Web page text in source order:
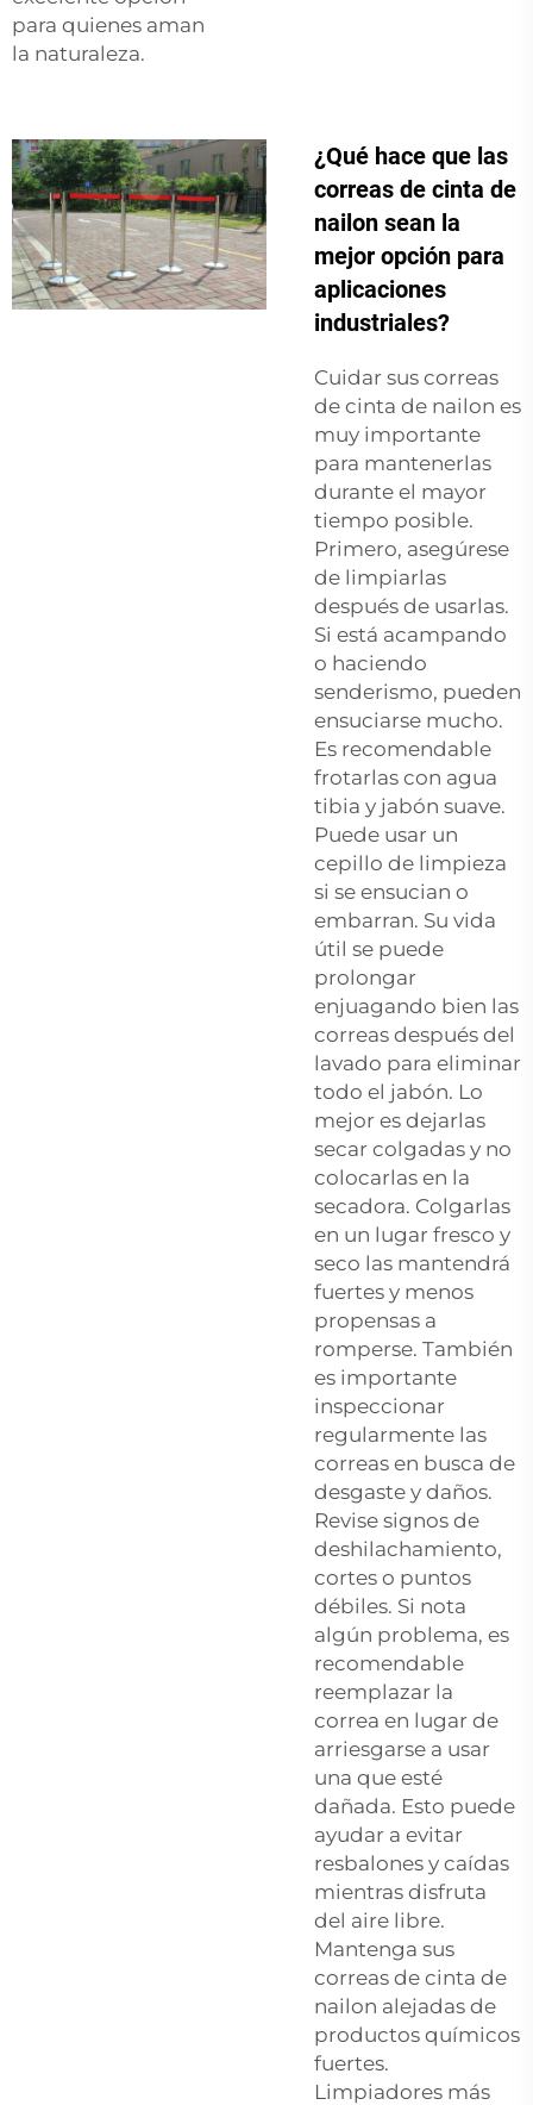
para quienes aman
la naturaleza.
¿Qué hace que las
correas de cinta de
nailon sean la
mejor opción para
aplicaciones
industriales?
Cuidar sus correas
de cinta de nailon es
muy importante
para mantenerlas
durante el mayor
tiempo posible.
Primero, asegúrese
de limpiarlas
después de usarlas.
Si está acampando
o haciendo
senderismo, pueden
ensuciarse mucho.
Es recomendable
frotarlas con agua
tibia y jabón suave.
Puede usar un
cepillo de limpieza
si se ensucian o
embarran. Su vida
útil se puede
prolongar
enjuagando bien las
correas después del
lavado para eliminar
todo el jabón. Lo
mejor es dejarlas
secar colgadas y no
colocarlas en la
secadora. Colgarlas
en un lugar fresco y
seco las mantendrá
fuertes y menos
propensas a
romperse. También
es importante
inspeccionar
regularmente las
correas en busca de
desgaste y daños.
Revise signos de
deshilachamiento,
cortes o puntos
débiles. Si nota
algún problema, es
recomendable
reemplazar la
correa en lugar de
arriesgarse a usar
una que esté
dañada. Esto puede
ayudar a evitar
resbalones y caídas
mientras disfruta
del aire libre.
Mantenga sus
correas de cinta de
nailon alejadas de
productos químicos
fuertes.
Limpiadores más